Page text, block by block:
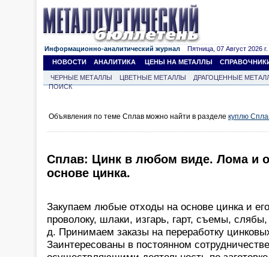
Информационно-аналитический журнал Пятница, 07 Август 2026 г.
НОВОСТИ
АНАЛИТИКА ЦЕНЫ НА МЕТАЛЛЫ
ЧЕРНЫЕ МЕТАЛЛЫ ЦВЕТНЫЕ МЕТАЛЛЫ
ДРАГОЦЕННЫЕ
ПОИСК
Объявления по теме Сплав можно найти в разделе куплю
Сплав: Цинк в любом виде. Лома и
основе цинка.
Закупаем любые отходы на основе цинка и
проволоку, шлаки, изгарь, гарт, съемы,
д. Принимаем заказы на переработку
Заинтересованы в постоянном